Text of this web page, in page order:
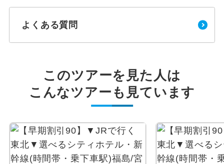
よくある質問
このツアーを見た人は
こんなツアーも見ています